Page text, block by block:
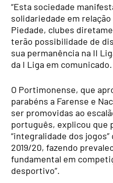
“Esta sociedade
solidariedade em relação
Piedade, clubes
terão possibilidade de
sua permanência na II
da I Liga em comunicado.
O Portimonense, que
parabéns a Farense e
ser promovidas ao
português, explicou que
“integralidade dos
2019/20, fazendo
fundamental em
desportivo”.